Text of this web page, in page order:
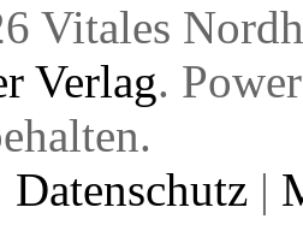
Vitales
Verlag.
Datenschutz |